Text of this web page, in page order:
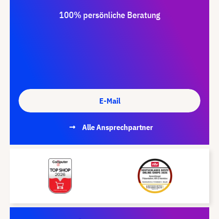
100% persönliche Beratung
E-Mail
Alle Ansprechpartner